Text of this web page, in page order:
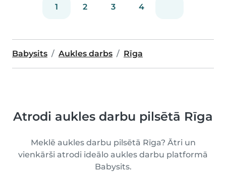
1 2 3 4
Babysits Aukles darbs Rīga
Atrodi aukles darbu pilsētā Rīga
Meklē aukles darbu pilsētā Rīga? Ātri un
vienkārši atrodi ideālo aukles darbu platformā
Babysits.